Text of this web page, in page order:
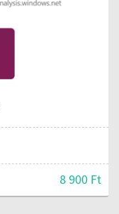
8 900 Ft